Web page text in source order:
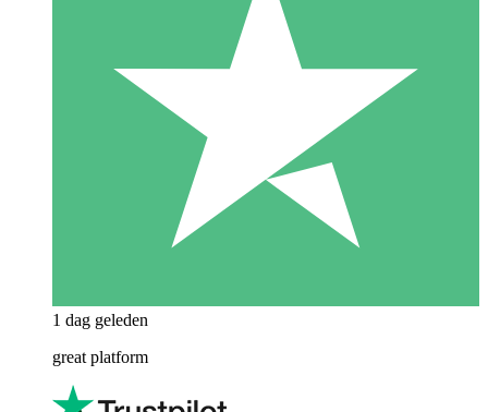
1 dag geleden
great platform